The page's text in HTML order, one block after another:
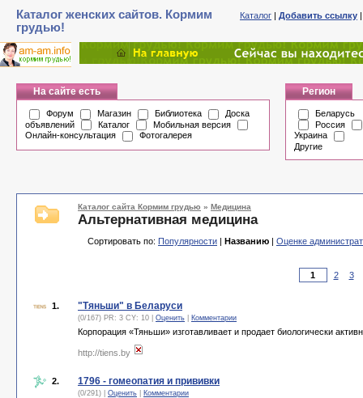
Каталог женских сайтов. Кормим
грудью!
Каталог | Добавить ссылку
На сайте есть
Форум Магазин Библиотека
Доска
объявлений
Каталог
Мобильная версия
Онлайн-консультация
Фотогалерея
Регион
Беларусь
Россия
Украина
Другие
Каталог сайта Кормим грудью » Медицина
Альтернативная медицина
Сортировать по: Популярности | Названию | Оценке
2 3
1. "Тяньши" в Беларуси
(0/167) PR: 3 CY: 10 | Оценить Комментарии
Корпорация «Тяньши» изготавливает и продает биологически
http://tiens.by
2. 1796 - гомеопатия и прививки
(0/291) | Оценить Комментарии